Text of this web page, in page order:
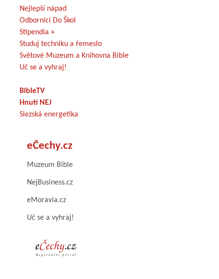
Nejlepší nápad
Odborníci Do Škol
Stipendia +
Studuj techniku a řemeslo
Světové Muzeum a Knihovna Bible
Uč se a vyhraj!
BibleTV
Hnutí NEJ
Slezská energetika
eČechy.cz
Muzeum Bible
NejBusiness.cz
eMoravia.cz
Uč se a vyhraj!